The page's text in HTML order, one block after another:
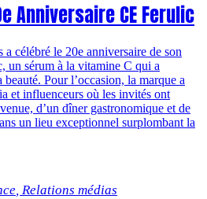
Anniversaire CE Ferulic
célébré le 20e anniversaire de son
un sérum à la vitamine C qui a
Pour l’occasion, la marque a
et influenceurs où les invités ont
d’un dîner gastronomique et de
un lieu exceptionnel surplombant la
, Relations médias